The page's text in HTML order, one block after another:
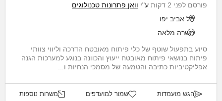
פורסם לפני 2 דקות ע"י וואן פתרונות טכנולוגים
תל אביב יפו
משרה מלאה
סיוע בתפעול שוטף של כלי פיתוח מאובטח הדרכה וליווי צוותי
פיתוח בנושאי פיתוח מאובטח ייעוץ והכוונה בנוגע למערכות הגנה
אפליקטיביות כתיבה והטמעה של מסמכי הנחיות ו...
הגש מועמדות שמור למועדפים משרות נוספות